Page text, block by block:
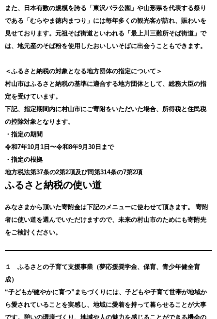
また、日本有数の規模を誇る「東沢バラ公園」や山形県を代表する祭り
である「むらやま徳内まつり」には毎年多くの観光客が訪れ、賑わいを
見せております。元祖そば街道といわれる「最上川三難所そば街道」で
は、地元産のそば粉を使用したおいしいそばに出会うこともできます。
＜ふるさと納税の対象となる地方団体の指定について＞
村山市はふるさと納税の基準に適合する地方団体として、総務大臣の指
定を受けています。
下記、指定期間内に村山市にご寄附をいただいた場合、所得税と住民税
の控除対象となります。
・指定の期間
令和7年10月1日〜令和8年9月30日まで
・指定の根拠
地方税法第37条の2第2項及び同第314条の7第2項
ふるさと納税の使い道
みなさまから頂いた寄附金は下記のメニューに使わせて頂きます。
寄附
者に使い道を選んでいただけますので、未来の村山市のためにも寄附先
をご検討ください。
１ ふるさとの子育て支援事業（夢応援奨学金、保育、青少年健全育
成）
“子どもが健やかに育つ”まちづくりには、子どもや子育て世帯が地域か
ら愛されていることを実感し、地域に愛着を持って暮らせることが大事
です。憩いの環境づくり、地域や人の魅力を感じることができる機会の